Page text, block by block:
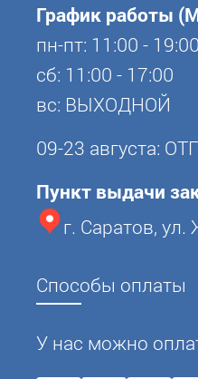
График работы
пн-пт: 11:00 - 19:00
сб: 11:00 - 17:00
вс: ВЫХОДНОЙ
09-23 августа:
Пункт выдачи
г. Саратов,
Способы оплаты
У нас можно